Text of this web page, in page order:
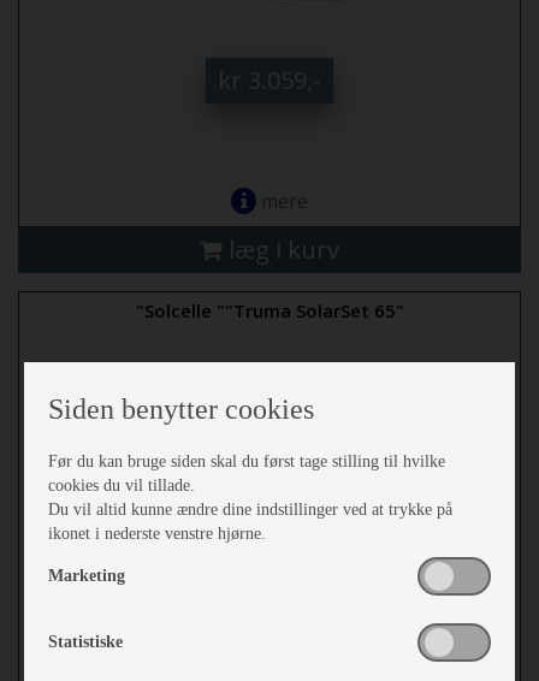
kr 3.059,-
mere
læg i kurv
"Solcelle ""Truma SolarSet 65"
Siden benytter cookies
Før du kan bruge siden skal du først tage stilling til hvilke
cookies du vil tillade.
Du vil altid kunne ændre dine indstillinger ved at trykke på
ikonet i nederste venstre hjørne.
Marketing
Statistiske